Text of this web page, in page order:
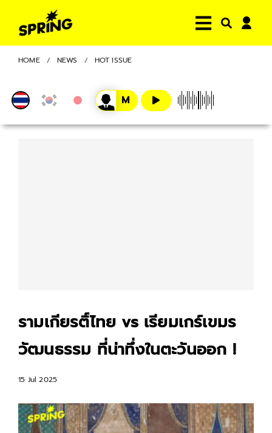
HOME NEWS HOT ISSUE
รามเกียรติ์ไทย vs เรียมเกร์เขมร
วัฒนธรรม ที่น่าทึ่งในตะวันออก !
15 Jul 2025